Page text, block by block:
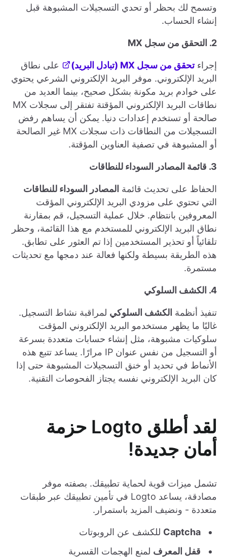
وتسمح لك بحظر أو تحدي التسجيلات المشبوهة قبل
إنشاء الحساب.
2. التحقق من سجل MX
إجراءتحقق من سجل MX (تبادل البريد)
على نطاق
البريد الإلكتروني. موفر البريد الإلكتروني الشرعي يحتوي
على خوادم بريد مكونة بشكل صحيح، بينما العديد من
نطاقات البريد الإلكتروني المؤقتة تفتقر إلى سجلات MX
صالحة أو تستخدم إعدادات دنيا. يمكن أن يساهم رفض
التسجيلات من النطاقات ذات سجلات MX غير الصالحة
أو المشبوهة في تصفية العناوين المؤقتة.
3. قائمة المصادر السوداء للنطاقات
الحفاظ على تحديث قائمة المصادر السوداء للنطاقات
التي تحتوي على مزودي البريد الإلكتروني المؤقت
المعروفين بانتظام. خلال عملية التسجيل، قم بمقارنة
نطاق البريد الإلكتروني للمستخدم مع هذا القائمة، وحظر
تلقائياً أو تحذير المستخدمين إذا تم العثور على تطابق.
هذه الطريقة بسيطة ولكنها فعالة عند دمجها مع تحديثات
مستمرة.
4. الكشف السلوكي
تنفيذ أنظمة الكشف السلوكي لمراقبة نشاط التسجيل.
غالبًا ما يظهر مستخدمو البريد الإلكتروني المؤقت
سلوكيات مشبوهة، مثل إنشاء حسابات متعددة بسرعة
أو التسجيل من نفس عنوان IP مرارًا. يساعد تتبع هذه
الأنماط في تحديد أو خنق التسجيلات المشبوهة حتى إذا
كان البريد الإلكتروني نفسه يجتاز الفحوصات التقنية.
لقد أطلق Logto حزمة
أمان جديدة!
تشمل ميزات قوية لحماية تطبيقك. بصفته موفر
مصادقة، يساعد Logto في تأمين تطبيقك عبر طبقات
متعددة - ونضيف المزيد باستمرار.
Captcha للكشف عن الروبوتات
قفل المعرف لمنع الهجمات القسرية